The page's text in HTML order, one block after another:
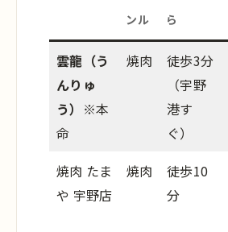
ンル
ら
雲龍（う
んりゅ
う） ※本
命
焼肉
徒歩3分
（宇野
港す
ぐ）
焼肉 たま
や 宇野店
焼肉
徒歩10
分